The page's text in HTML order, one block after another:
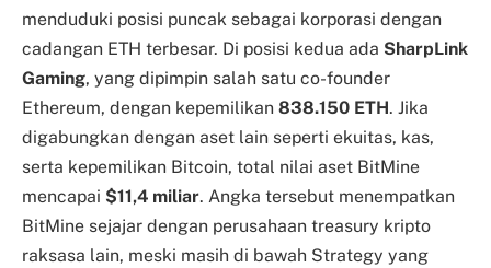
menduduki posisi puncak sebagai korporasi dengan
cadangan ETH terbesar. Di posisi kedua ada SharpLink
Gaming, yang dipimpin salah satu co-founder
Ethereum, dengan kepemilikan 838.150 ETH. Jika
digabungkan dengan aset lain seperti ekuitas, kas,
serta kepemilikan Bitcoin, total nilai aset BitMine
mencapai $11,4 miliar. Angka tersebut menempatkan
BitMine sejajar dengan perusahaan treasury kripto
raksasa lain, meski masih di bawah Strategy yang